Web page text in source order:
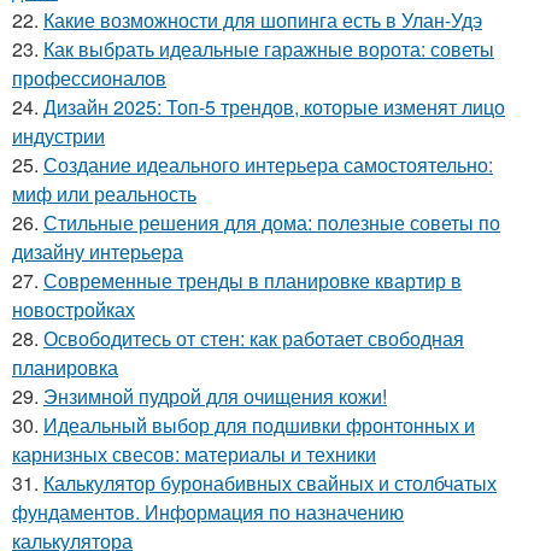
22. Какие возможности для шопинга есть в Улан-Удэ
23. Как выбрать идеальные гаражные ворота: советы
профессионалов
24. Дизайн 2025: Топ-5 трендов, которые изменят лицо
индустрии
25. Создание идеального интерьера самостоятельно:
миф или реальность
26. Стильные решения для дома: полезные советы по
дизайну интерьера
27. Современные тренды в планировке квартир в
новостройках
28. Освободитесь от стен: как работает свободная
планировка
29. Энзимной пудрой для очищения кожи!
30. Идеальный выбор для подшивки фронтонных и
карнизных свесов: материалы и техники
31. Калькулятор буронабивных свайных и столбчатых
фундаментов. Информация по назначению
калькулятора